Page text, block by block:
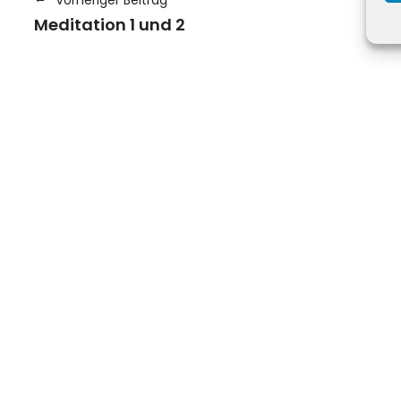
Meditation 1 und 2